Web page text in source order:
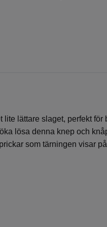
lättare slaget, perfekt för
lösa denna knep och
som tärningen visar